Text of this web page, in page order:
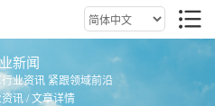
新闻
业资讯 紧跟领域前沿
讯 / 文章详情